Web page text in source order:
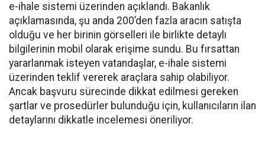
e-ihale sistemi üzerinden açıklandı. Bakanlık
açıklamasında, şu anda 200’den fazla aracın satışta
olduğu ve her birinin görselleri ile birlikte detaylı
bilgilerinin mobil olarak erişime sundu. Bu fırsattan
yararlanmak isteyen vatandaşlar, e-ihale sistemi
üzerinden teklif vererek araçlara sahip olabiliyor.
Ancak başvuru sürecinde dikkat edilmesi gereken
şartlar ve prosedürler bulunduğu için, kullanıcıların ilan
detaylarını dikkatle incelemesi öneriliyor.